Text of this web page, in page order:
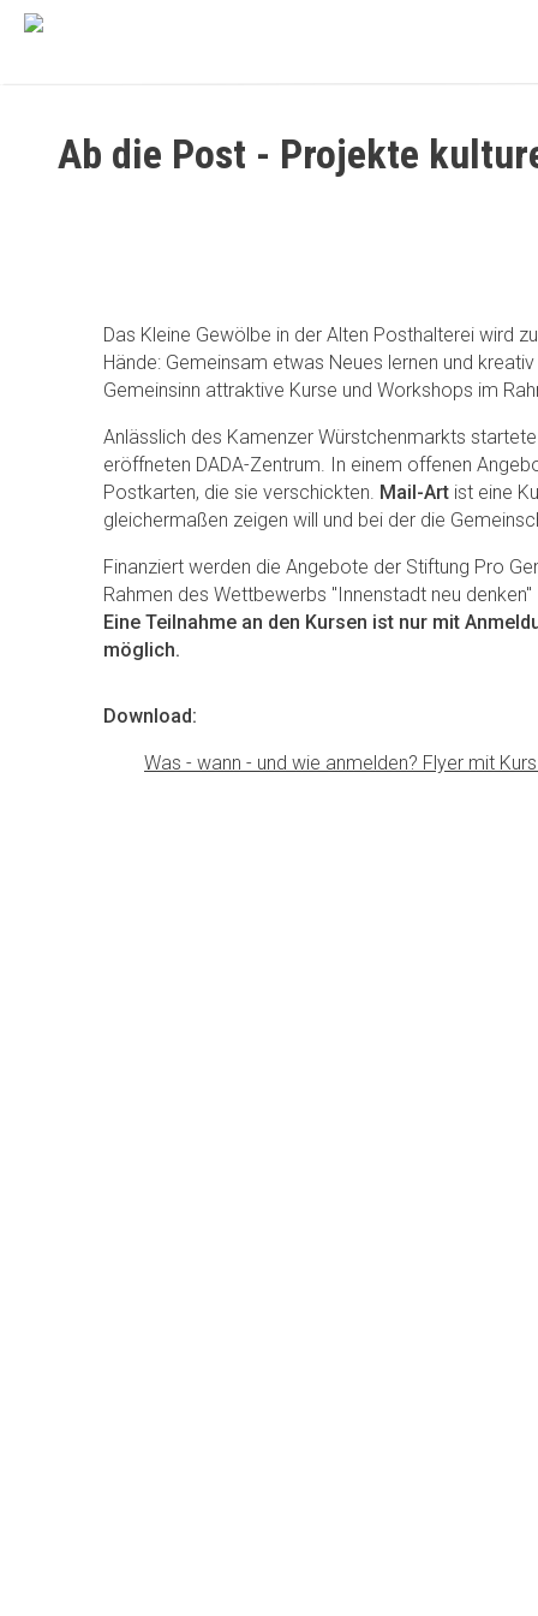
Ab die Post - Projekte
Das Kleine Gewölbe in der Alten Posthalterei wird
Hände: Gemeinsam etwas Neues lernen und
Gemeinsinn attraktive Kurse und Workshops im
Anlässlich des Kamenzer Würstchenmarkts
eröffneten DADA-Zentrum. In einem offenen
Postkarten, die sie verschickten. Mail-Art ist eine
gleichermaßen zeigen will und bei der die
Finanziert werden die Angebote der Stiftung Pro
Rahmen des Wettbewerbs "Innenstadt neu
Eine Teilnahme an den Kursen ist nur mit
möglich.
Download:
Was - wann - und wie anmelden? Flyer mit